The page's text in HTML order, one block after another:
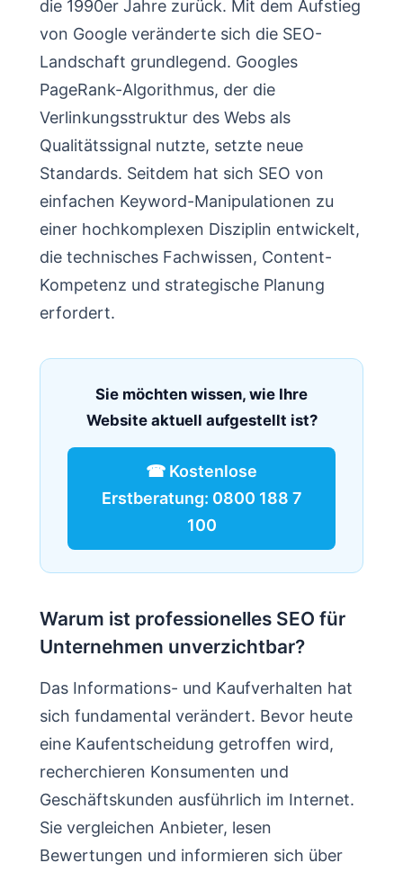
die 1990er Jahre zurück. Mit dem Aufstieg
von Google veränderte sich die SEO-
Landschaft grundlegend. Googles
PageRank-Algorithmus, der die
Verlinkungsstruktur des Webs als
Qualitätssignal nutzte, setzte neue
Standards. Seitdem hat sich SEO von
einfachen Keyword-Manipulationen zu
einer hochkomplexen Disziplin entwickelt,
die technisches Fachwissen, Content-
Kompetenz und strategische Planung
erfordert.
Sie möchten wissen, wie Ihre
Website aktuell aufgestellt ist?
☎ Kostenlose
Erstberatung: 0800 188 7
100
Warum ist professionelles SEO für
Unternehmen unverzichtbar?
Das Informations- und Kaufverhalten hat
sich fundamental verändert. Bevor heute
eine Kaufentscheidung getroffen wird,
recherchieren Konsumenten und
Geschäftskunden ausführlich im Internet.
Sie vergleichen Anbieter, lesen
Bewertungen und informieren sich über